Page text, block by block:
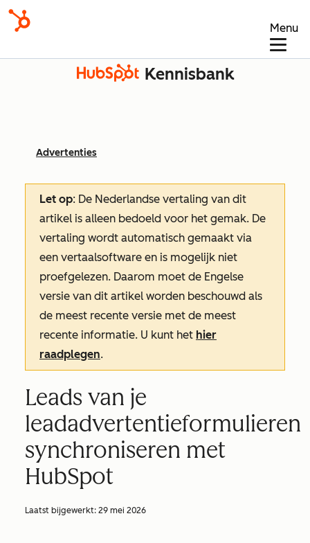
Menu
Kennisbank
Advertenties
Let op: De Nederlandse vertaling van dit
artikel is alleen bedoeld voor het gemak. De
vertaling wordt automatisch gemaakt via
een vertaalsoftware en is mogelijk niet
proefgelezen. Daarom moet de Engelse
versie van dit artikel worden beschouwd als
de meest recente versie met de meest
recente informatie. U kunt het hier
raadplegen.
Leads van je
leadadvertentieformulieren
synchroniseren met
HubSpot
Laatst bijgewerkt: 29 mei 2026